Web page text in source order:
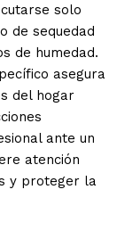
solo
de sequedad
de humedad.
asegura
del hogar
ante un
atención
y proteger la